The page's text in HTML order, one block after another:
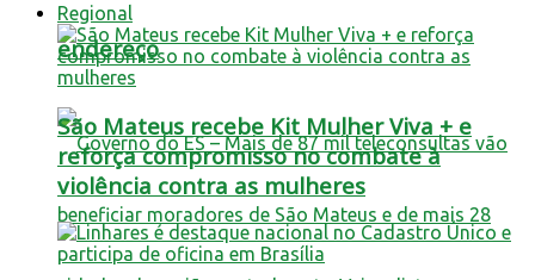
endereço
Regional
São Mateus recebe Kit Mulher Viva + e
reforça compromisso no combate à
violência contra as mulheres